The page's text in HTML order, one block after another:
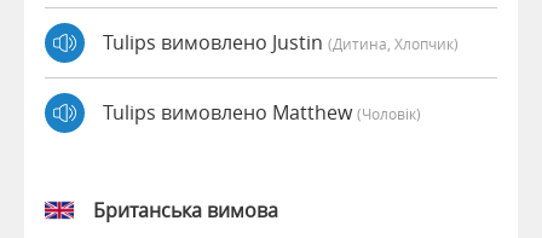
Tulips вимовлено Justin (дитина, Хлопчик)
Tulips вимовлено Matthew(чоловік)
Британська вимова